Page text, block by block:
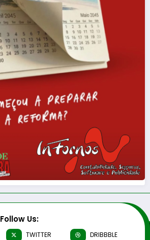
Follow Us:
TWITTER
DRIBBBLE